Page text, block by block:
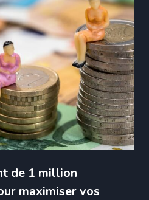
de 1 million
maximiser vos